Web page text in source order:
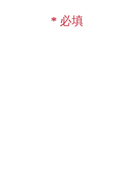
* 必填